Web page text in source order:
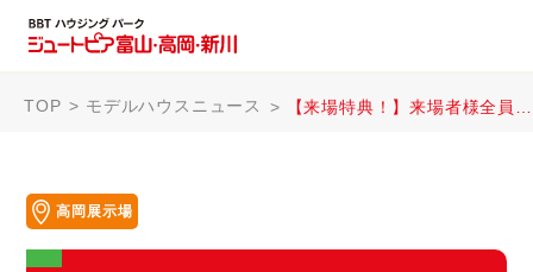
TOP モデルハウスニュース 【来場特典！】来場者様全員にプチギフト進呈！
高岡展示場